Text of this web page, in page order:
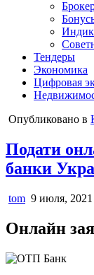
Тендеры
Экономика
Цифровая
Опубликовано в
Подати
банки
tom 9 июля, 2021
Онлайн